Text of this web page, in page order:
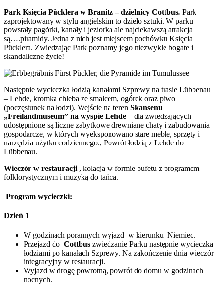
Park Księcia Pücklera w Branitz – dzielnicy Cottbus. Park
zaprojektowany w stylu angielskim to dzieło sztuki. W parku
powstały pagórki, kanały i jeziorka ale najciekawszą atrakcja
są….piramidy. Jedna z nich jest miejscem pochówku Księcia
Pücklera. Zwiedzając Park poznamy jego niezwykle bogate i
skandaliczne życie!
Następnie wycieczka łodzią kanałami Szprewy na trasie Lübbenau
– Lehde, kromka chleba ze smalcem, ogórek oraz piwo
(poczęstunek na łodzi). Wejście na teren Skansenu
„Freilandmuseum” na wyspie Lehde – dla zwiedzających
udostępnione są liczne zabytkowe drewniane chaty i zabudowania
gospodarcze, w których wyeksponowano stare meble, sprzęty i
narzędzia użytku codziennego., Powrót łodzią z Lehde do
Lübbenau.
Wieczór w restauracji , kolacja w formie bufetu z programem
folklorystycznym i muzyką do tańca.
Program wycieczki:
Dzień 1
W godzinach porannych wyjazd w kierunku Niemiec.
Przejazd do Cottbus zwiedzanie Parku następnie wycieczka
łodziami po kanałach Szprewy. Na zakończenie dnia wieczór
integracyjny w restauracji.
Wyjazd w drogę powrotną, powrót do domu w godzinach
nocnych.